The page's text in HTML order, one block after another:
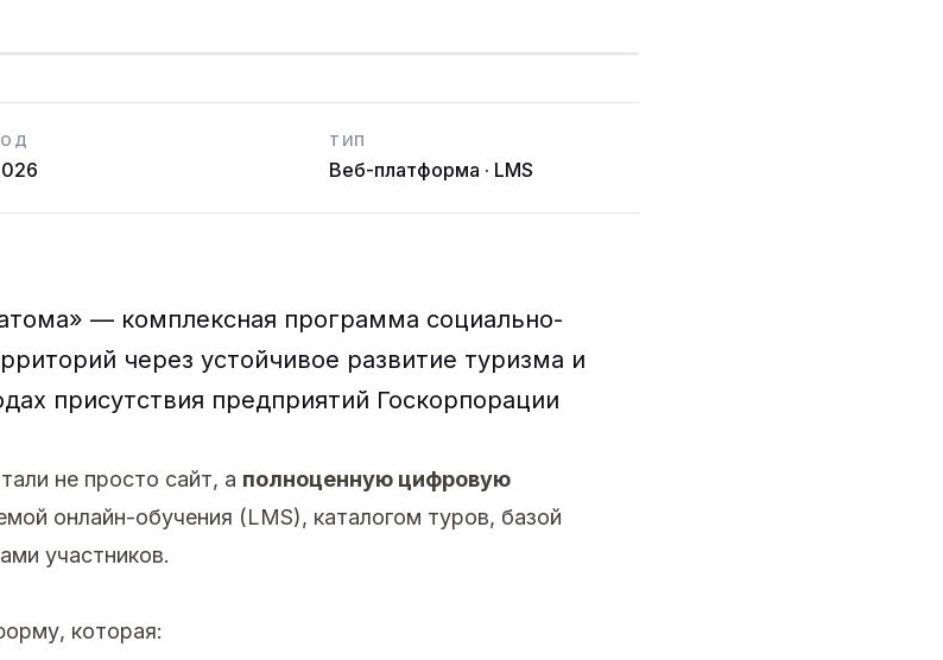
ТИП
Веб-платформа · LMS
— комплексная программа социально-
через устойчивое развитие туризма и
присутствия предприятий Госкорпорации
не просто сайт, а полноценную цифровую
онлайн-обучения (LMS), каталогом туров, базой
участников.
которая: